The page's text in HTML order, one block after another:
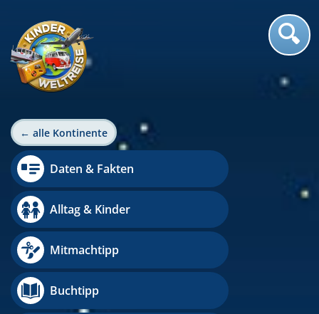
← alle Kontinente
Daten & Fakten
Alltag & Kinder
Mitmachtipp
Buchtipp